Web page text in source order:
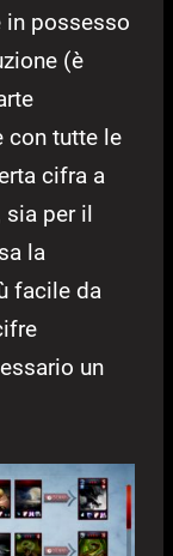
in possesso
(è
con tutte le
cifra a
sia per il
la
facile da
un